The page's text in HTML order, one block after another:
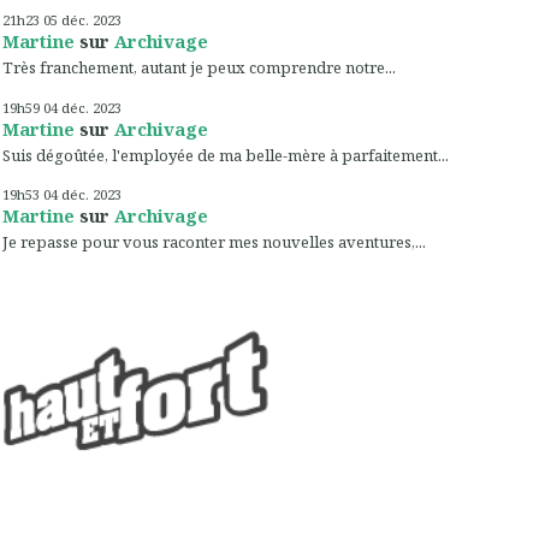
21h23 05 déc. 2023
Martine sur Archivage
Très franchement, autant je peux comprendre notre...
19h59 04 déc. 2023
Martine sur Archivage
Suis dégoûtée, l'employée de ma belle-mère à parfaitement...
19h53 04 déc. 2023
Martine sur Archivage
Je repasse pour vous raconter mes nouvelles aventures,...